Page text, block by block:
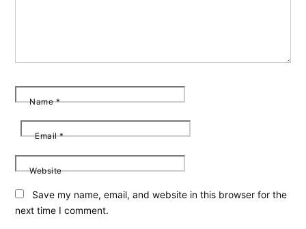
Name*
Email*
Website
Save my name, email, and website in this browser for the
next time I comment.